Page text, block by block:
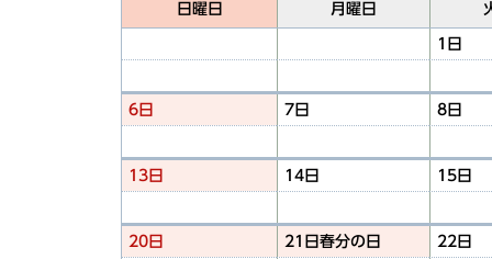
日曜日 月曜日
1日
6日 7日 8日
13日 14日 15日
20日 21日 春分の日 22日